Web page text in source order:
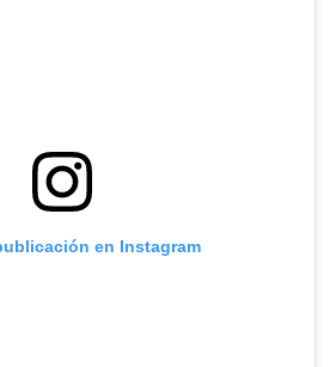
en Instagram